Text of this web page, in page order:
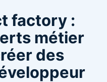
factory :
métier
des